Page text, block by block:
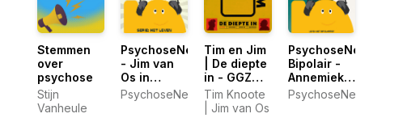
Stemmen
over
psychose
Stijn
Vanheule
PsychoseNet
- Jim van
Os in
gesprek
met...
PsychoseNet
Tim en Jim
| De diepte
in - GGZ
podcast
Tim Knoote
| Jim van Os
PsychoseNet
Bipolair -
Annemieke
Dols en
Moniek van
PsychoseNet